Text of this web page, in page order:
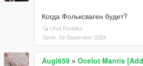
Когда Фольксваген будет?
Lihat Konteks
Senin, 09 September 2024
Augi659 » Ocelot Mantis